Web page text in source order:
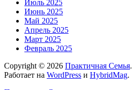
Июль 2025
Июнь 2025
Май 2025
Апрель 2025
Март 2025
Февраль 2025
Copyright © 2026 Практичная Семья.
Работает на WordPress и HybridMag.